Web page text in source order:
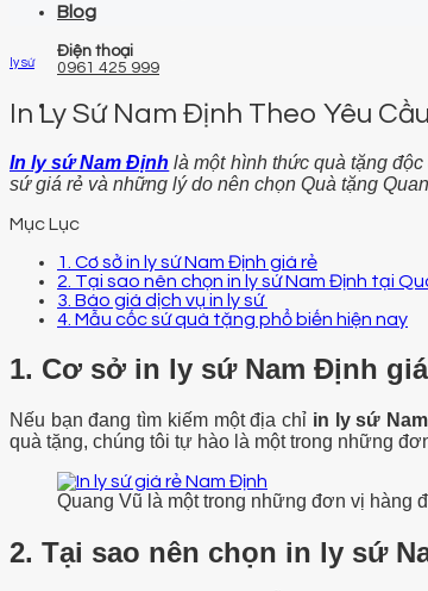
Điện thoại
0961 425 999
Blog
ly sứ
In Ly Sứ Nam Định Theo Yêu
In ly sứ Nam Định là một hình thức quà tặng
sứ giá rẻ và những lý do nên chọn Quà tặng
Mục Lục
1. Cơ sở in ly sứ Nam Định giá rẻ
2. Tại sao nên chọn in ly sứ Nam Định tại
3. Báo giá dịch vụ in ly sứ
4. Mẫu cốc sứ quà tặng phổ biến hiện nay
1. Cơ sở in ly sứ Nam Định
Nếu bạn đang tìm kiếm một địa chỉ in ly sứ
quà tặng, chúng tôi tự hào là một trong những
Quang Vũ là một trong những đơn vị hàng
2. Tại sao nên chọn in ly sứ